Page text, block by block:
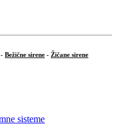
- Bežične sirene - Žičane sirene